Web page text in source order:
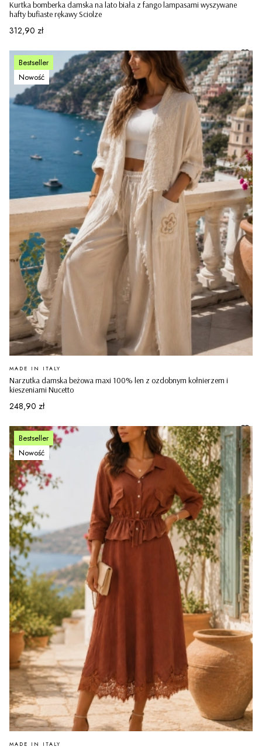
Kurtka bomberka damska na lato biała z fango lampasami wyszywane
hafty bufiaste rękawy Sciolze
Cena
312,90 zł
Bestseller
Nowość
Narzutka damska beżowa maxi 100% len z ozdobnym kołnierzem i
kieszeniami Nucetto
PRODUCENT
MADE IN ITALY
Cena
248,90 zł
Bestseller
Nowość
PRODUCENT
MADE IN ITALY